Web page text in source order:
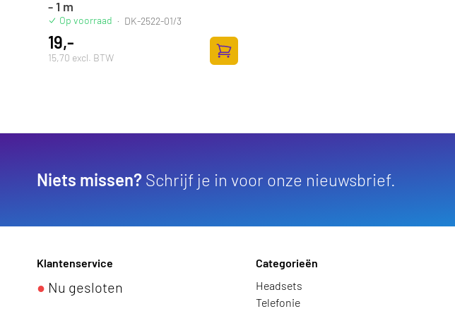
- 1 m
Op voorraad · DK-2522-01/3
19,-
15,70 excl. BTW
Toevoegen aan winkelwagen
Niets missen? Schrijf je in voor onze nieuwsbrief.
Klantenservice
● Nu gesloten
Categorieën
Headsets
Telefonie